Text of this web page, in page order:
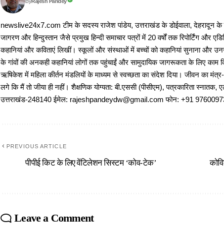
newslive24x7.com टीम के सदस्य राजेश पांडेय, उत्तराखंड के डोईवाला, देहरादून के
जागरण और हिन्दुस्तान जैसे प्रमुख हिन्दी समाचार पत्रों में 20 वर्षों तक रिपोर्टिंग
कहानियां और कविताएं लिखीं। स्कूलों और संस्थाओं में बच्चों को कहानियां सुनाना और
के गांवों की अनकही कहानियां लोगों तक पहुंचाईं और सामुदायिक जागरूकता के लिए
ऋषिकेश में महिला कीर्तन मंडलियों के माध्यम से स्वच्छता का संदेश दिया। जीवन का
लगे कि मैं तो जीया ही नहीं। शैक्षणिक योग्यता: बी.एससी (पीसीएम), पत्रकारिता स्नातक,
उत्तराखंड-248140 ईमेल: rajeshpandeydw@gmail.com फोन: +91
PREVIOUS ARTICLE
पीपीई किट के लिए वेंटिलेशन सिस्टम ‘कोव-टेक’
Leave a Comment